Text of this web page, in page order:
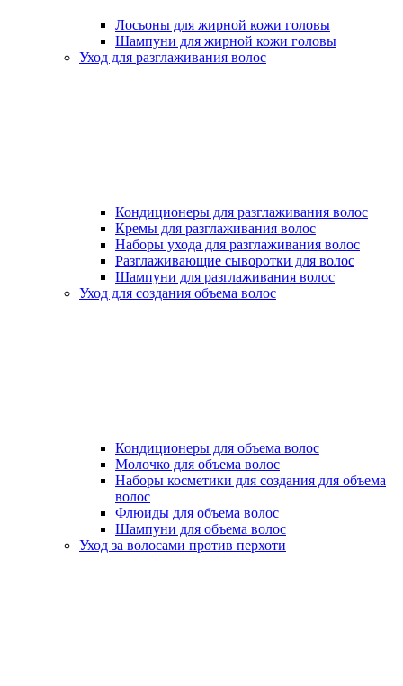
Лосьоны для жирной кожи головы
Шампуни для жирной кожи головы
Уход для разглаживания волос
Кондиционеры для разглаживания волос
Кремы для разглаживания волос
Наборы ухода для разглаживания волос
Разглаживающие сыворотки для волос
Шампуни для разглаживания волос
Уход для создания объема волос
Кондиционеры для объема волос
Молочко для объема волос
Наборы косметики для создания для объема
волос
Флюиды для объема волос
Шампуни для объема волос
Уход за волосами против перхоти